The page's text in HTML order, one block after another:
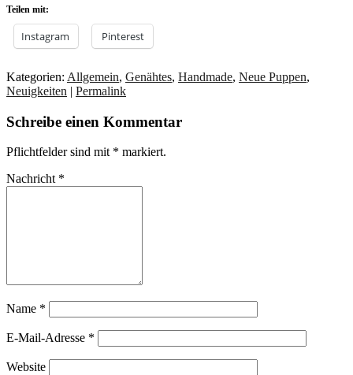
Teilen mit:
Instagram Pinterest
Kategorien: Allgemein, Genähtes, Handmade, Neue Puppen,
Neuigkeiten | Permalink
Schreibe einen Kommentar
Pflichtfelder sind mit * markiert.
Nachricht *
Name *
E-Mail-Adresse *
Website